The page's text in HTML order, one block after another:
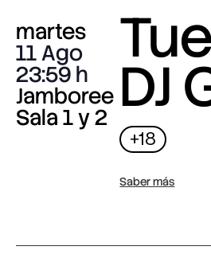
martes
11 Ago
23:59
Jamboree
Sala 1 y 2 DJ
+18
Saber más